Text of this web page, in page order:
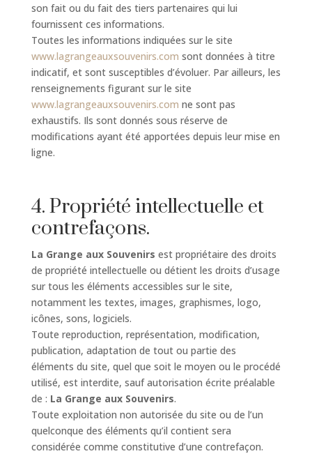
son fait ou du fait des tiers partenaires qui lui
fournissent ces informations.
Toutes les informations indiquées sur le site
www.lagrangeauxsouvenirs.com sont données à titre
indicatif, et sont susceptibles d’évoluer. Par ailleurs, les
renseignements figurant sur le site
www.lagrangeauxsouvenirs.com ne sont pas
exhaustifs. Ils sont donnés sous réserve de
modifications ayant été apportées depuis leur mise en
ligne.
4. Propriété intellectuelle et
contrefaçons.
La Grange aux Souvenirs est propriétaire des droits
de propriété intellectuelle ou détient les droits d’usage
sur tous les éléments accessibles sur le site,
notamment les textes, images, graphismes, logo,
icônes, sons, logiciels.
Toute reproduction, représentation, modification,
publication, adaptation de tout ou partie des
éléments du site, quel que soit le moyen ou le procédé
utilisé, est interdite, sauf autorisation écrite préalable
de : La Grange aux Souvenirs.
Toute exploitation non autorisée du site ou de l’un
quelconque des éléments qu’il contient sera
considérée comme constitutive d’une contrefaçon.